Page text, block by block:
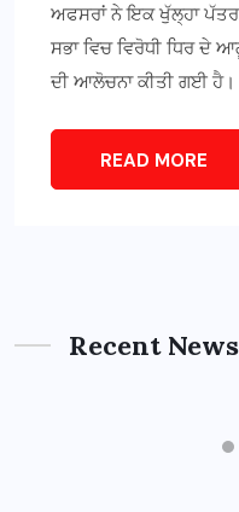
ਅਫਸਰਾਂ ਨੇ ਇਕ ਖੁੱਲ੍ਹਾ ਪੱਤਰ
ਸਭਾ ਵਿਚ ਵਿਰੋਧੀ ਧਿਰ ਦੇ
ਦੀ ਆਲੋਚਨਾ ਕੀਤੀ ਗਈ ਹੈ।
READ MORE
Recent News